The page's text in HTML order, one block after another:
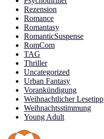
Rezension
Romance
Romantasy
RomanticSuspense
RomCom
TAG
Thriller
Uncategorized
Urban Fantasy
Vorankündigung
Weihnachtlicher Lesetipp
Weihnachtsstimmung
Young Adult